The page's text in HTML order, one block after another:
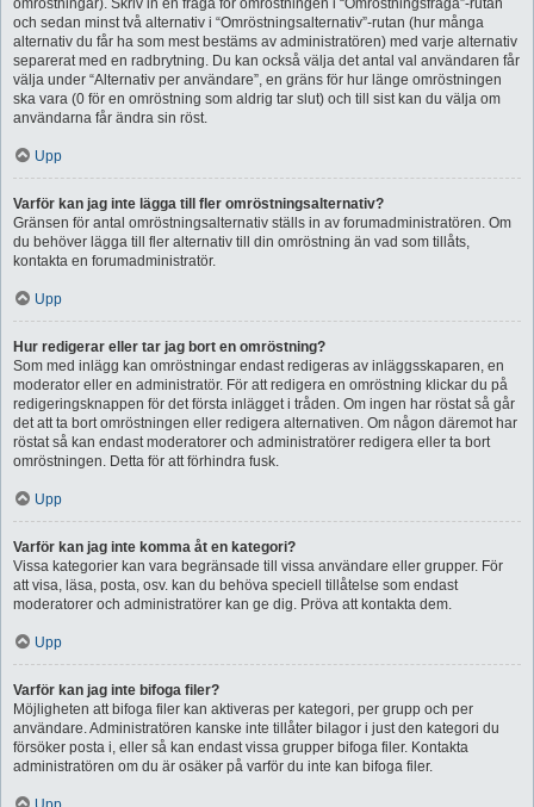
omröstningar). Skriv in en fråga för omröstningen i “Omröstningsfråga”-rutan
och sedan minst två alternativ i “Omröstningsalternativ”-rutan (hur många
alternativ du får ha som mest bestäms av administratören) med varje alternativ
separerat med en radbrytning. Du kan också välja det antal val användaren får
välja under “Alternativ per användare”, en gräns för hur länge omröstningen
ska vara (0 för en omröstning som aldrig tar slut) och till sist kan du välja om
användarna får ändra sin röst.
Upp
Varför kan jag inte lägga till fler omröstningsalternativ?
Gränsen för antal omröstningsalternativ ställs in av forumadministratören. Om
du behöver lägga till fler alternativ till din omröstning än vad som tillåts,
kontakta en forumadministratör.
Upp
Hur redigerar eller tar jag bort en omröstning?
Som med inlägg kan omröstningar endast redigeras av inläggsskaparen, en
moderator eller en administratör. För att redigera en omröstning klickar du på
redigeringsknappen för det första inlägget i tråden. Om ingen har röstat så går
det att ta bort omröstningen eller redigera alternativen. Om någon däremot har
röstat så kan endast moderatorer och administratörer redigera eller ta bort
omröstningen. Detta för att förhindra fusk.
Upp
Varför kan jag inte komma åt en kategori?
Vissa kategorier kan vara begränsade till vissa användare eller grupper. För
att visa, läsa, posta, osv. kan du behöva speciell tillåtelse som endast
moderatorer och administratörer kan ge dig. Pröva att kontakta dem.
Upp
Varför kan jag inte bifoga filer?
Möjligheten att bifoga filer kan aktiveras per kategori, per grupp och per
användare. Administratören kanske inte tillåter bilagor i just den kategori du
försöker posta i, eller så kan endast vissa grupper bifoga filer. Kontakta
administratören om du är osäker på varför du inte kan bifoga filer.